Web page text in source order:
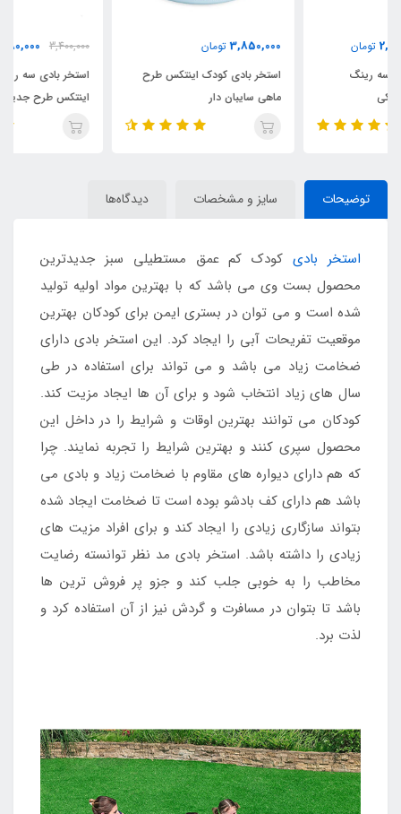
3,850,000
استخر بادی کودک اینتکس طرح
2,180,000 تومان
استخر بادی سه رینگ کودک
اینتکس طرح جدید قطر 147
توضیحات سایز و مشخصات دیدگاه‌ها
استخر بادیکودک کم عمق مستطیلی سبز جدیدترین
محصول بست وی می باشد که با بهترین مواد اولیه تولید
شده است و می توان در بستری ایمن برای کودکان بهترین
موقعیت تفریحات آبی را ایجاد کرد. این استخر بادی دارای
ضخامت زیاد می باشد و می تواند برای استفاده در طی
سال های زیاد انتخاب شود و برای آن ها ایجاد مزیت کند.
کودکان می توانند بهترین اوقات و شرایط را در داخل این
محصول سپری کنند و بهترین شرایط را تجربه نمایند. چرا
که هم دارای دیواره های مقاوم با ضخامت زیاد و بادی می
باشد هم دارای کف بادشو بوده است تا ضخامت ایجاد شده
بتواند سازگاری زیادی را ایجاد کند و برای افراد مزیت های
زیادی را داشته باشد. استخر بادی مد نظر توانسته رضایت
مخاطب را به خوبی جلب کند و جزو پر فروش ترین ها
باشد تا بتوان در مسافرت و گردش نیز از آن استفاده کرد و
لذت برد.